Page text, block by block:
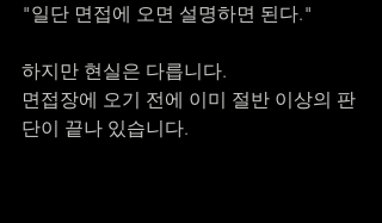
"일단 면접에 오면 설명하면 된다."
하지만 현실은 다릅니다.
면접장에 오기 전에 이미 절반 이상의 판
단이 끝나 있습니다.